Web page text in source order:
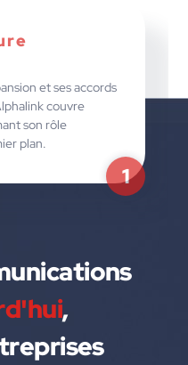
et ses accords
couvre
son rôle
plan.
1
,